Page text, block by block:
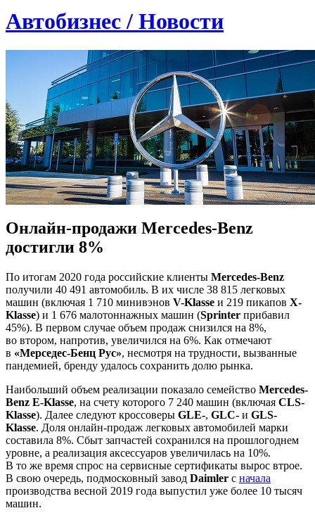
Автобизнес / Новости
Онлайн-продажи Mercedes-Benz
достигли 8%
По итогам 2020 года российские клиенты Mercedes-Benz
получили 40 491 автомобиль. В их числе 38 815 легковых
машин (включая 1 710 минивэнов V-Klasse и 219 пикапов X-
Klasse) и 1 676 малотоннажных машин (Sprinter прибавил
45%). В первом случае объем продаж снизился на 8%,
во втором, напротив, увеличился на 6%. Как отмечают
в «Мерседес-Бенц Рус», несмотря на трудности, вызванные
пандемией, бренду удалось сохранить долю рынка.
Наибольший объем реализации показало семейство Mercedes-
Benz E-Klasse, на счету которого 7 240 машин (включая CLS-
Klasse). Далее следуют кроссоверы GLE-, GLC- и GLS-
Klasse. Доля онлайн-продаж легковых автомобилей марки
составила 8%. Сбыт запчастей сохранился на прошлогоднем
уровне, а реализация аксессуаров увеличилась на 10%.
В то же время спрос на сервисные сертификаты вырос втрое.
В свою очередь, подмосковный завод Daimler с начала
производства весной 2019 года выпустил уже более 10 тысяч
машин.